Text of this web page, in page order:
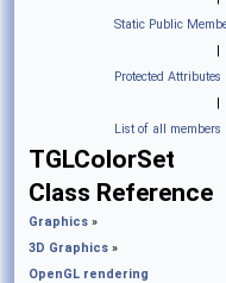
Static Public
|
Protected Attributes
|
List of all members
TGLColorSet
Class Reference
Graphics »
3D Graphics »
OpenGL rendering